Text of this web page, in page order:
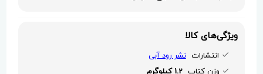
ویژگی‌های کالا
انتشارات نشر رود آبی
وزن کتاب 1.2 کیلوگرم